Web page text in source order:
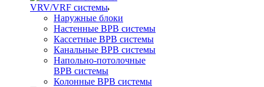
VRV/VRF системы
Наружные блоки
Настенные ВРВ системы
Кассетные ВРВ системы
Канальные ВРВ системы
Напольно-потолочные
ВРВ системы
Колонные ВРВ системы